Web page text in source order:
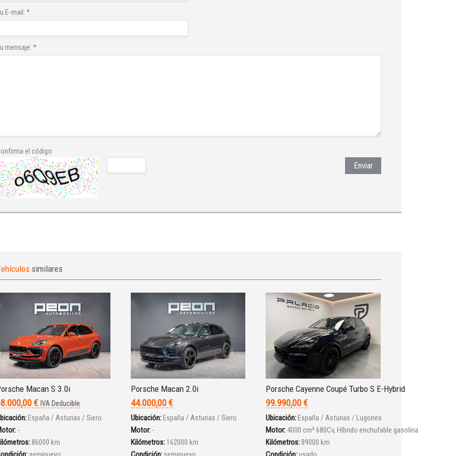
E-mail: *
mensaje: *
el código
Enviar
similares
Macan S 3.0i
€ IVA Deducible
España / Asturias / Siero
-
86000 km
Porsche Macan 2.0i
44.000,00 €
Ubicación:España / Asturias / Siero
Motor: -
Kilómetros: 162000 km
Porsche Cayenne Coupé Turbo S E-Hybrid
99.990,00 €
Ubicación:España / Asturias / Lugones
Motor:4000 cm³ 680Cv, Híbrido enchufable gasolina
Kilómetros: 89000 km